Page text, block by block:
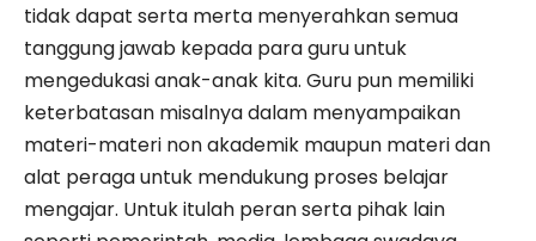
tidak dapat serta merta menyerahkan semua
tanggung jawab kepada para guru untuk
mengedukasi anak-anak kita. Guru pun memiliki
keterbatasan misalnya dalam menyampaikan
materi-materi non akademik maupun materi dan
alat peraga untuk mendukung proses belajar
mengajar. Untuk itulah peran serta pihak lain